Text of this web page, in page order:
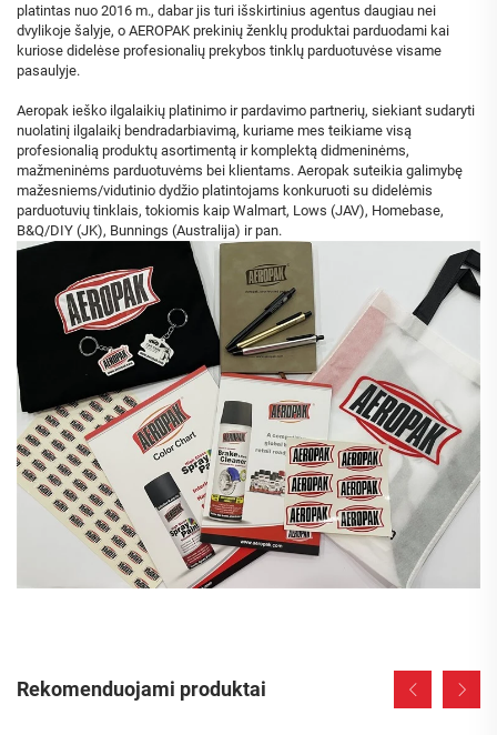
platintas nuo 2016 m., dabar jis turi išskirtinius agentus daugiau nei
dvylikoje šalyje, o AEROPAK prekinių ženklų produktai parduodami kai
kuriose didelėse profesionalių prekybos tinklų parduotuvėse visame
pasaulyje.
Aeropak ieško ilgalaikių platinimo ir pardavimo partnerių, siekiant sudaryti
nuolatinį ilgalaikį bendradarbiavimą, kuriame mes teikiame visą
profesionalią produktų asortimentą ir komplektą didmeninėms,
mažmeninėms parduotuvėms bei klientams. Aeropak suteikia galimybę
mažesniems/vidutinio dydžio platintojams konkuruoti su didelėmis
parduotuvių tinklais, tokiomis kaip Walmart, Lows (JAV), Homebase,
B&Q/DIY (JK), Bunnings (Australija) ir pan.
Rekomenduojami produktai